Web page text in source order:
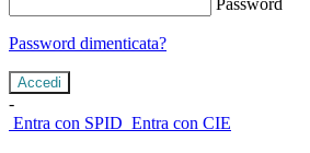
Password
Password dimenticata?
-
Entra con SPID Entra con CIE